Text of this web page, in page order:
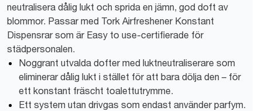
neutralisera dålig lukt och sprida en jämn, god doft av
blommor. Passar med Tork Airfreshener Konstant
Dispensrar som är Easy to use-certifierade för
städpersonalen.
Noggrant utvalda dofter med luktneutraliserare som
eliminerar dålig lukt i stället för att bara dölja den – för
ett konstant fräscht toalettutrymme.
Ett system utan drivgas som endast använder parfym.